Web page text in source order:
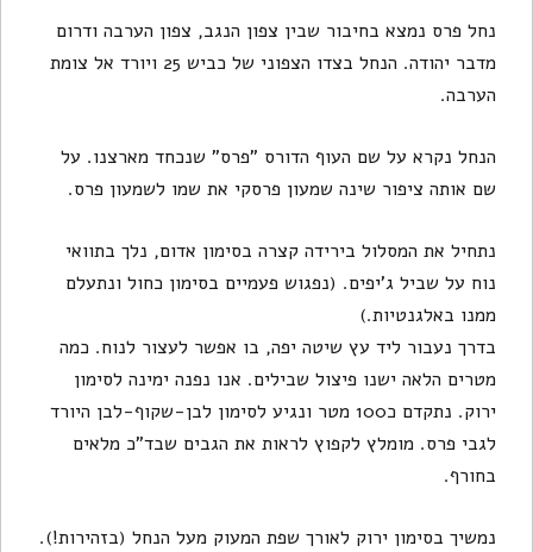
נחל פרס נמצא בחיבור שבין צפון הנגב, צפון הערבה ודרום
מדבר יהודה. הנחל בצדו הצפוני של כביש 25 ויורד אל צומת
הערבה.
הנחל נקרא על שם העוף הדורס "פרס" שנכחד מארצנו. על
שם אותה ציפור שינה שמעון פרסקי את שמו לשמעון פרס.
נתחיל את המסלול בירידה קצרה בסימון אדום, נלך בתוואי
נוח על שביל ג'יפים. (נפגוש פעמיים בסימון כחול ונתעלם
ממנו באלגנטיות.)
בדרך נעבור ליד עץ שיטה יפה, בו אפשר לעצור לנוח. כמה
מטרים הלאה ישנו פיצול שבילים. אנו נפנה ימינה לסימון
ירוק. נתקדם כ100 מטר ונגיע לסימון לבן-שקוף-לבן היורד
לגבי פרס. מומלץ לקפוץ לראות את הגבים שבד"כ מלאים
בחורף.
נמשיך בסימון ירוק לאורך שפת המעוק מעל הנחל (בזהירות!).